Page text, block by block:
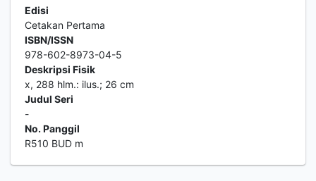
Edisi
Cetakan Pertama
ISBN/ISSN
978-602-8973-04-5
Deskripsi Fisik
x, 288 hlm.: ilus.; 26 cm
Judul Seri
-
No. Panggil
R510 BUD m